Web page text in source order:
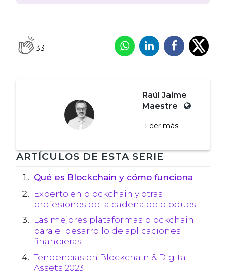
33
Raúl Jaime
Maestre
Leer más
Navegación
de
entradas
ARTÍCULOS DE ESTA SERIE
Qué es Blockchain y cómo funciona
Experto en blockchain y otras
profesiones de la cadena de bloques
Las mejores plataformas blockchain
para el desarrollo de aplicaciones
financieras
Tendencias en Blockchain & Digital
Assets 2023